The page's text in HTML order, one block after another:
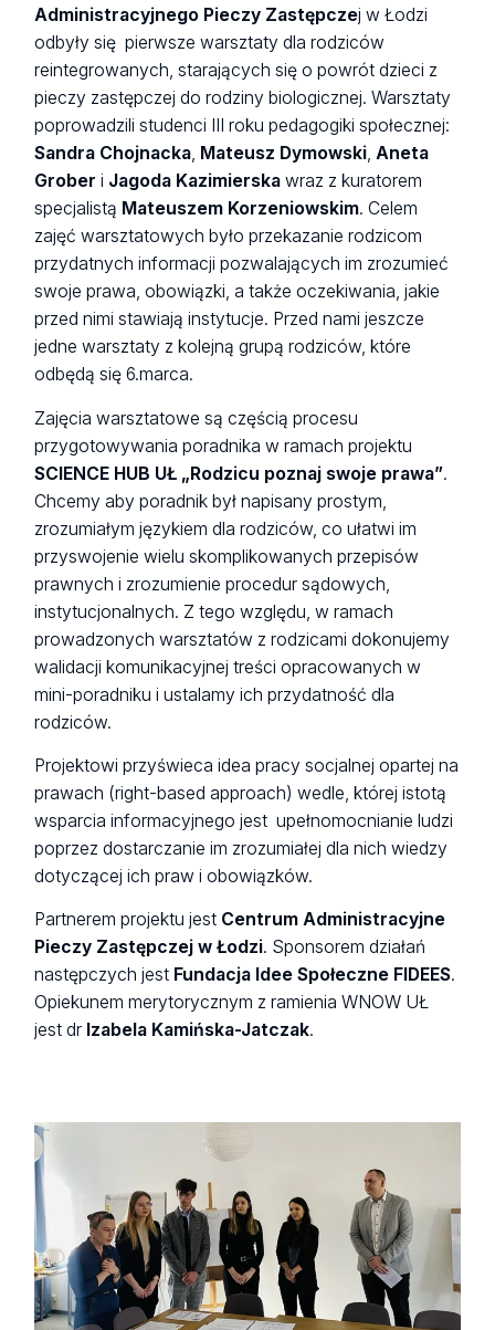
Administracyjnego Pieczy Zastępczej w Łodzi
odbyły się pierwsze warsztaty dla rodziców
reintegrowanych, starających się o powrót dzieci z
pieczy zastępczej do rodziny biologicznej. Warsztaty
poprowadzili studenci III roku pedagogiki społecznej:
Sandra Chojnacka, Mateusz Dymowski,Aneta
Grober i Jagoda Kazimierska wraz z kuratorem
specjalistą Mateuszem Korzeniowskim. Celem
zajęć warsztatowych było przekazanie rodzicom
przydatnych informacji pozwalających im zrozumieć
swoje prawa, obowiązki, a także oczekiwania, jakie
przed nimi stawiają instytucje. Przed nami jeszcze
jedne warsztaty z kolejną grupą rodziców, które
odbędą się 6.marca.
Zajęcia warsztatowe są częścią procesu
przygotowywania poradnika w ramach projektu
SCIENCE HUB UŁ „Rodzicu poznaj swoje prawa”.
Chcemy aby poradnik był napisany prostym,
zrozumiałym językiem dla rodziców, co ułatwi im
przyswojenie wielu skomplikowanych przepisów
prawnych i zrozumienie procedur sądowych,
instytucjonalnych. Z tego względu, w ramach
prowadzonych warsztatów z rodzicami dokonujemy
walidacji komunikacyjnej treści opracowanych w
mini-poradniku i ustalamy ich przydatność dla
rodziców.
Projektowi przyświeca idea pracy socjalnej opartej na
prawach (right-based approach) wedle, której istotą
wsparcia informacyjnego jest upełnomocnianie ludzi
poprzez dostarczanie im zrozumiałej dla nich wiedzy
dotyczącej ich praw i obowiązków.
Partnerem projektu jest Centrum Administracyjne
Pieczy Zastępczej w Łodzi. Sponsorem działań
następczych jest Fundacja Idee Społeczne FIDEES.
Opiekunem merytorycznym z ramienia WNOW UŁ
jest dr Izabela Kamińska-Jatczak.